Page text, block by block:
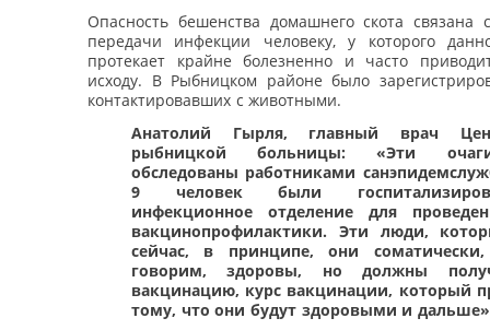
Опасность бешенства домашнего скота связана
передачи инфекции человеку, у которого
протекает крайне болезненно и часто
исходу. В Рыбницком районе было
контактировавших с животными.
Анатолий Гырля, главный врач
рыбницкой больницы: «Эти
обследованы работниками
9 человек были
инфекционное отделение для
вакцинопрофилактики. Эти люди,
сейчас, в принципе, они
говорим, здоровы, но должны
вакцинацию, курс вакцинации, который
тому, что они будут здоровыми и